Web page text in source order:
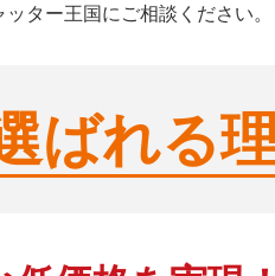
ター王国にご相談ください。
ばれる